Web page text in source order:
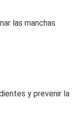
las manchas
y prevenir la